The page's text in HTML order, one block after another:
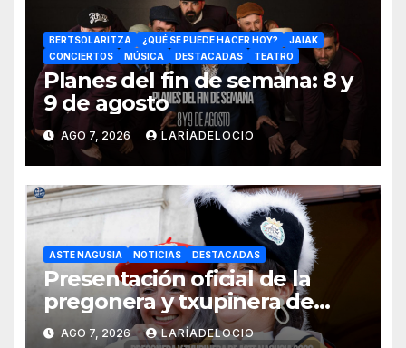
BERTSOLARITZA ¿QUÉ SE PUEDE HACER HOY?
JAIAK
CONCIERTOS
MÚSICA DESTACADAS TEATRO
Planes del fin de semana: 8 y
9 de agosto
AGO 7, 2026 LARÍADELOCIO
ASTE NAGUSIA NOTICIAS DESTACADAS
Presentación oficial de la
pregonera y txupinera de
Aste Nagusia 2026
AGO 7, 2026 LARÍADELOCIO